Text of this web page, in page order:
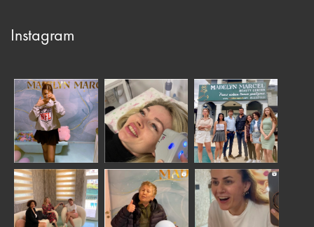
Instagram